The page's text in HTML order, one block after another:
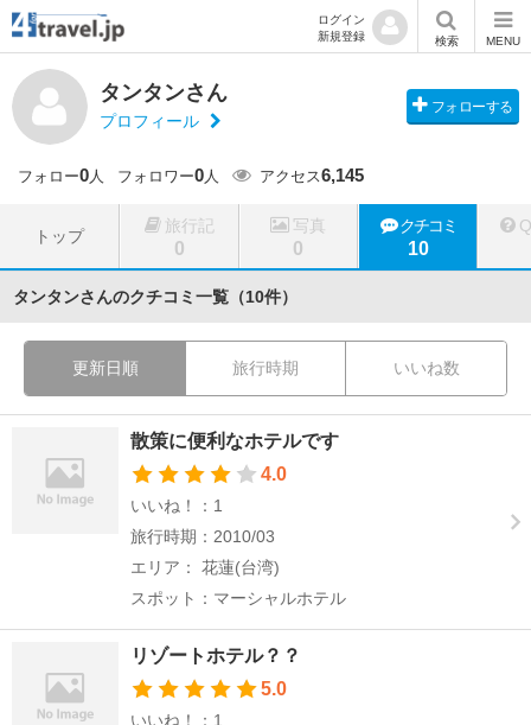
ログイン
新規登録
検索 MENU
タンタンさん
プロフィール
フォローする
フォロー0人 フォロワー0人 アクセス6,145
トップ
旅行記
0
写真
0
クチコミ
10
タンタンさんのクチコミ一覧（10件）
更新日順 旅行時期 いいね数
散策に便利なホテルです
4.0
いいね！：1
旅行時期：2010/03
エリア： 花蓮(台湾)
スポット：マーシャルホテル
リゾートホテル？？
5.0
いいね！：1